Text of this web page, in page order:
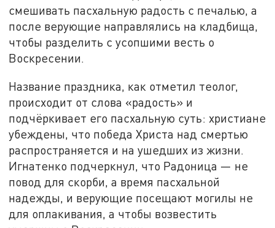
смешивать пасхальную радость с печалью, а
после верующие направлялись на кладбища,
чтобы разделить с усопшими весть о
Воскресении.
Название праздника, как отметил теолог,
происходит от слова «радость» и
подчёркивает его пасхальную суть: христиане
убеждены, что победа Христа над смертью
распространяется и на ушедших из жизни.
Игнатенко подчеркнул, что Радоница — не
повод для скорби, а время пасхальной
надежды, и верующие посещают могилы не
для оплакивания, а чтобы возвестить